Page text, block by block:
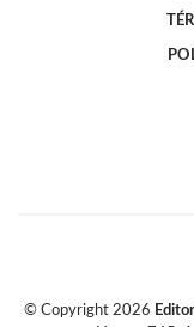
© Copyright 2026